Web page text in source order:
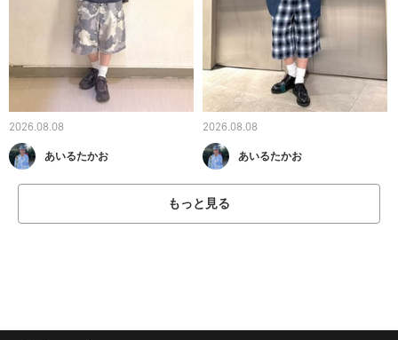
2026.08.08
あいるたかお
2026.08.08
あいるたかお
もっと見る